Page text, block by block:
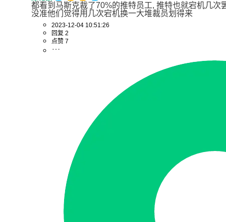
都看到马斯克裁了70%的推特员工, 推特也就宕机几次
没准他们觉得用几次宕机换一大堆裁员划得来
2023-12-04 10:51:26
回复 2
点赞 7